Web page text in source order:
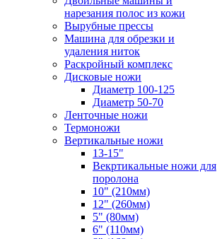
нарезания полос из кожи
Вырубные прессы
Машина для обрезки и
удаления ниток
Раскройный комплекс
Дисковые ножи
Диаметр 100-125
Диаметр 50-70
Ленточные ножи
Термоножи
Вертикальные ножи
13-15"
Векртикальные ножи для
поролона
10" (210мм)
12" (260мм)
5" (80мм)
6" (110мм)